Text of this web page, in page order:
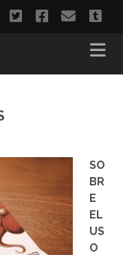
twitterfacebook
correo
SO
BR
E
EL
US
O